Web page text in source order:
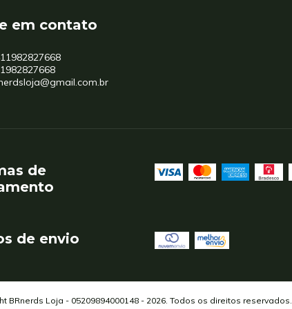
em contato
de
de envio
BRnerds Loja - 05209894000148 - 2026. Todos os direitos reservados.